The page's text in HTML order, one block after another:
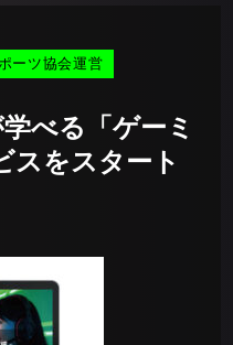
ーツ協会運営
べる「ゲーミ
スをスタート